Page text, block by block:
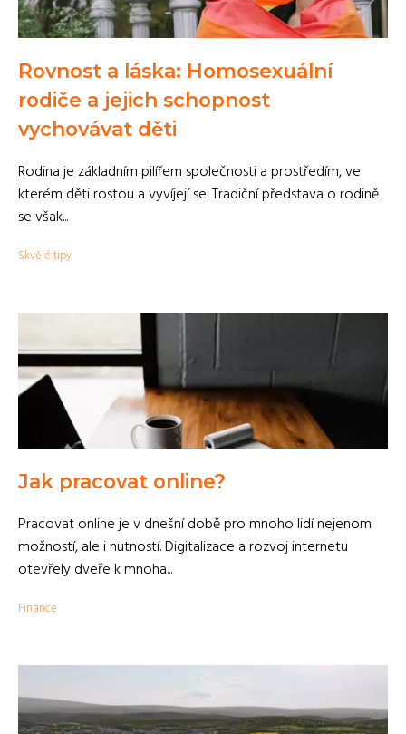
Rovnost a láska: Homosexuální
rodiče a jejich schopnost
vychovávat děti
Rodina je základním pilířem společnosti a prostředím, ve
kterém děti rostou a vyvíjejí se. Tradiční představa o rodině
se však...
Skvělé tipy
Jak pracovat online?
Pracovat online je v dnešní době pro mnoho lidí nejenom
možností, ale i nutností. Digitalizace a rozvoj internetu
otevřely dveře k mnoha...
Finance